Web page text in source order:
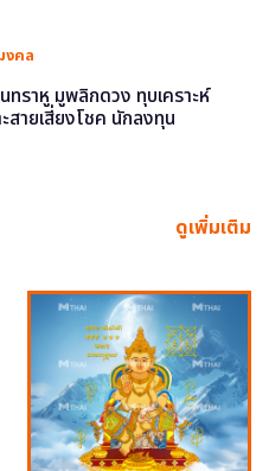
งคล
ทราหู มูพลิกดวง ทุบเคราะห์
ะสายเสี่ยงโชค นักลงทุน
ดูเพิ่มเติม